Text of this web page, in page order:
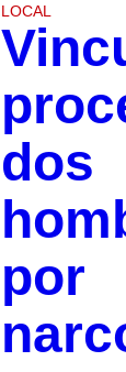
LOCAL
dos
por